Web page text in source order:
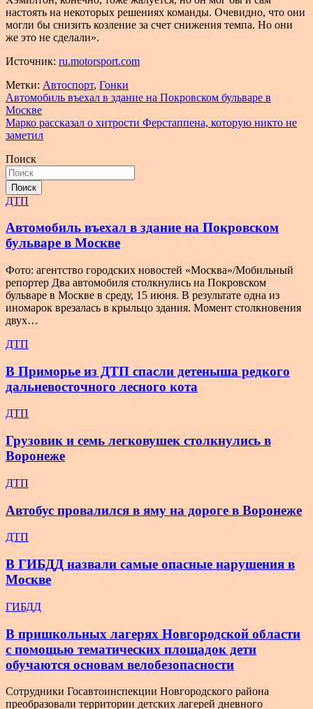
настоять на некоторых решениях команды. Очевидно, что они
могли бы снизить козление за счет снижения темпа. Но они
же это не сделали».
Источник: ru.motorsport.com
Метки: Автоспорт, Гонки
Навигация
по
записям
Автомобиль въехал в здание на Покровском бульваре в
Москве
Марко рассказал о хитрости Ферстаппена, которую никто не
заметил
Поиск
Поиск
ДТП
Автомобиль въехал в здание на Покровском
бульваре в Москве
Фото: агентство городских новостей «Москва»/Мобильный
репортер Два автомобиля столкнулись на Покровском
бульваре в Москве в среду, 15 июня. В результате одна из
иномарок врезалась в крыльцо здания. Момент столкновения
двух…
ДТП
В Приморье из ДТП спасли детеныша редкого
дальневосточного лесного кота
ДТП
Грузовик и семь легковушек столкнулись в
Воронеже
ДТП
Автобус провалился в яму на дороге в Воронеже
ДТП
В ГИБДД назвали самые опасные нарушения в
Москве
ГИБДД
В пришкольных лагерях Новгородской области
с помощью тематических площадок дети
обучаются основам велобезопасности
Сотрудники Госавтоинспекции Новгородского района
преобразовали территории детских лагерей дневного